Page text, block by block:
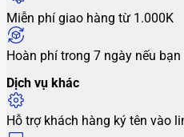
Miễn phí giao hàng từ 1.000K
Hoàn phí trong 7 ngày nếu
Dịch vụ khác
Hỗ trợ khách hàng ký tên vào